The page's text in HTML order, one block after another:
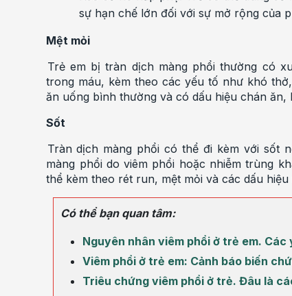
sự hạn chế lớn đối với sự mở rộng của
Mệt mỏi
Trẻ em bị tràn dịch màng phổi thường có
trong máu, kèm theo các yếu tố như khó
ăn uống bình thường và có dấu hiệu chán ăn,
Sốt
Tràn dịch màng phổi có thể đi kèm với sốt
màng phổi do viêm phổi hoặc nhiễm trùng
thể kèm theo rét run, mệt mỏi và các dấu
Có thể bạn quan tâm:
Nguyên nhân viêm phổi ở trẻ em.
Viêm phổi ở trẻ em: Cảnh báo biến
Triêu chứng viêm phổi ở trẻ. Đâu là